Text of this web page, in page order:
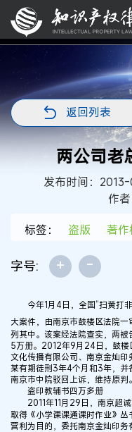
返回列表
两公司老
发布时间：
作
标签：
盗版 著作
字号: + -
今年1月4日，全国“扫黄打非
大案件，由南京市鼓楼区法院一
列其中。该案经法院查实，两
5万册。2012年9月24日，鼓楼
文化传播有限公司、南京金灿
某有期徒刑3年4个月和3年，并
南京市中院驳回上诉，维持原判。
盗印教辅书四万多册
2011年11月29日，南京超诚
取得《小学课课通课时作业》
营利为目的，委托南京金灿印